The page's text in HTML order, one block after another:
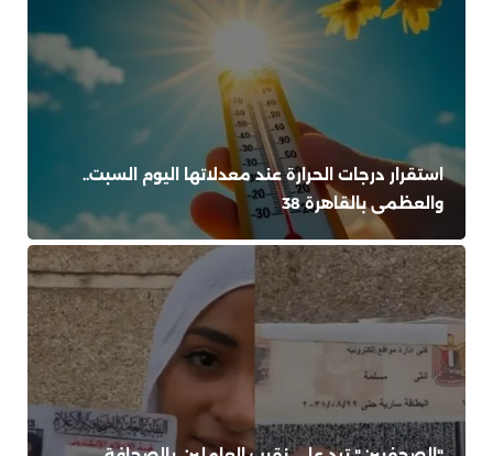
استقرار درجات الحرارة عند معدلاتها اليوم السبت..
والعظمى بالقاهرة 38